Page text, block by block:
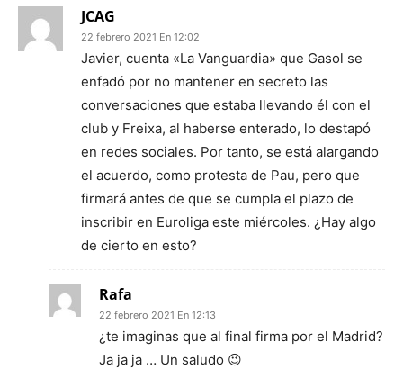
JCAG
22 febrero 2021 En 12:02
Javier, cuenta «La Vanguardia» que Gasol se
enfadó por no mantener en secreto las
conversaciones que estaba llevando él con el
club y Freixa, al haberse enterado, lo destapó
en redes sociales. Por tanto, se está alargando
el acuerdo, como protesta de Pau, pero que
firmará antes de que se cumpla el plazo de
inscribir en Euroliga este miércoles. ¿Hay algo
de cierto en esto?
Rafa
22 febrero 2021 En 12:13
¿te imaginas que al final firma por el Madrid?
Ja ja ja … Un saludo 😉